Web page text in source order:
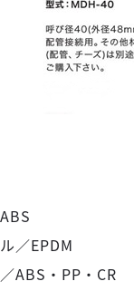
／EPDM
ABS・PP・CR